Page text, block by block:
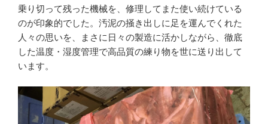
乗り切って残った機械を、修理してまた使い続けている
のが印象的でした。汚泥の掻き出しに足を運んでくれた
人々の思いを、まさに日々の製造に活かしながら、徹底
した温度・湿度管理で高品質の練り物を世に送り出して
います。